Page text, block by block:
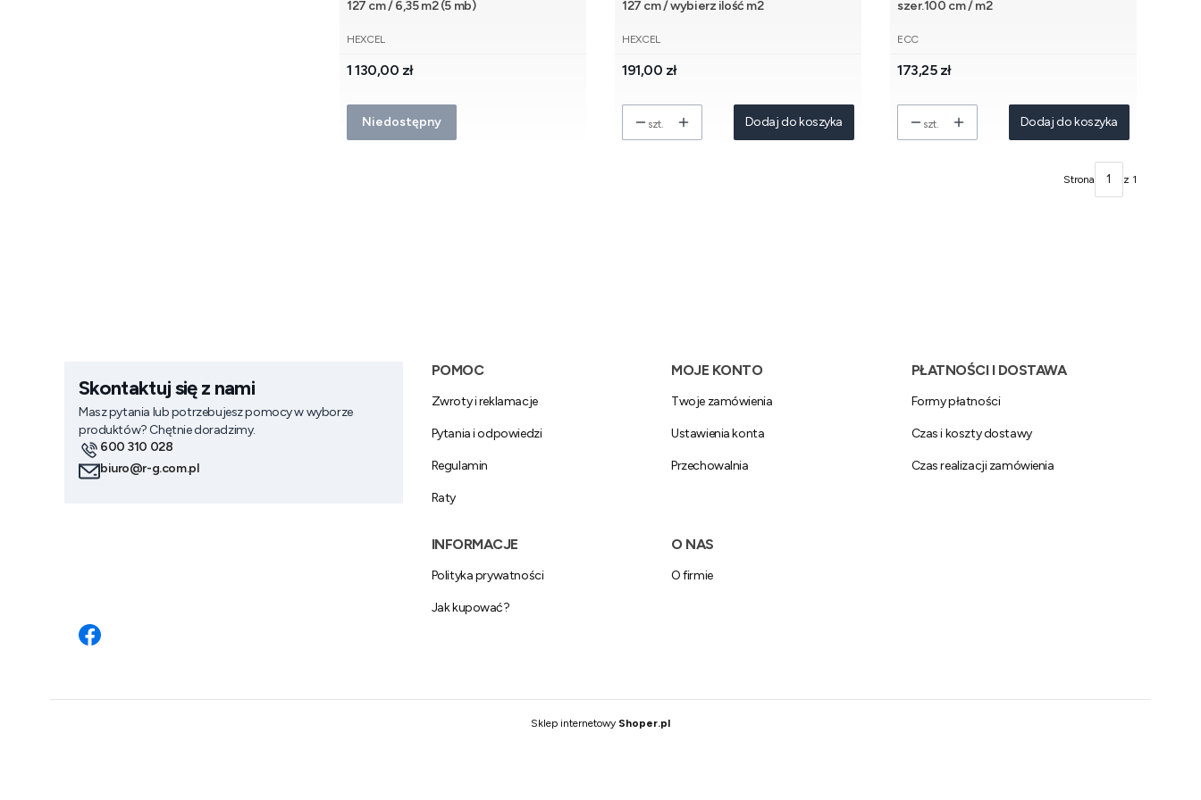
127 cm / 6,35 m2 (5 mb)
PRODUCENT
HEXCEL
Cena
1 130,00 zł
Niedostępny
127 cm / wybierz ilość m2
PRODUCENT
HEXCEL
Cena
191,00 zł
szt. Dodaj do koszyka
szer.100 cm / m2
PRODUCENT
ECC
Cena
173,25 zł
szt. Dodaj do koszyka
Strona z 1
Skontaktuj się z nami
Masz pytania lub potrzebujesz pomocy w wyborze
produktów? Chętnie doradzimy.
600 310 028
biuro@r-g.com.pl
Linki w stopce
POMOC
Zwroty i reklamacje
Pytania i odpowiedzi
Regulamin
Raty
MOJE KONTO
Twoje zamówienia
Ustawienia konta
Przechowalnia
PŁATNOŚCI I DOSTAWA
Formy płatności
Czas i koszty dostawy
Czas realizacji zamówienia
INFORMACJE
Polityka prywatności
Jak kupować?
O NAS
O firmie
Sklep internetowy Shoper.pl